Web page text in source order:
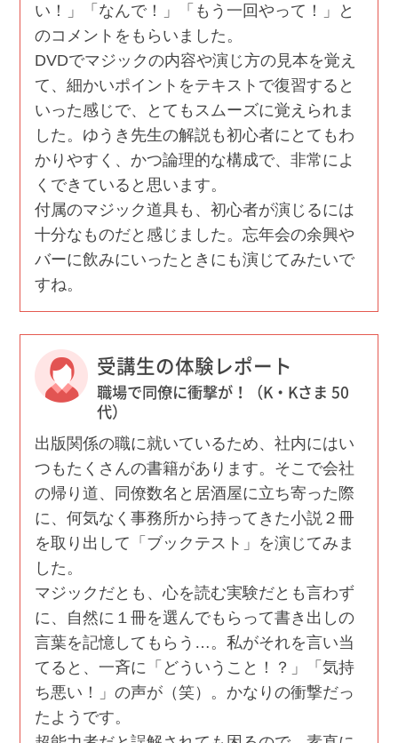
い！」「なんで！」「もう一回やって！」と
のコメントをもらいました。
DVDでマジックの内容や演じ方の見本を覚え
て、細かいポイントをテキストで復習すると
いった感じで、とてもスムーズに覚えられま
した。ゆうき先生の解説も初心者にとてもわ
かりやすく、かつ論理的な構成で、非常によ
くできていると思います。
付属のマジック道具も、初心者が演じるには
十分なものだと感じました。忘年会の余興や
バーに飲みにいったときにも演じてみたいで
すね。
受講生の体験レポート
職場で同僚に衝撃が！（K・Kさま 50
代）
出版関係の職に就いているため、社内にはい
つもたくさんの書籍があります。そこで会社
の帰り道、同僚数名と居酒屋に立ち寄った際
に、何気なく事務所から持ってきた小説２冊
を取り出して「ブックテスト」を演じてみま
した。
マジックだとも、心を読む実験だとも言わず
に、自然に１冊を選んでもらって書き出しの
言葉を記憶してもらう…。私がそれを言い当
てると、一斉に「どういうこと！？」「気持
ち悪い！」の声が（笑）。かなりの衝撃だっ
たようです。